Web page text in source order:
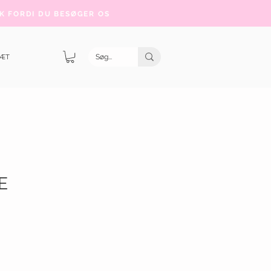
FORDI DU BESØGER OS